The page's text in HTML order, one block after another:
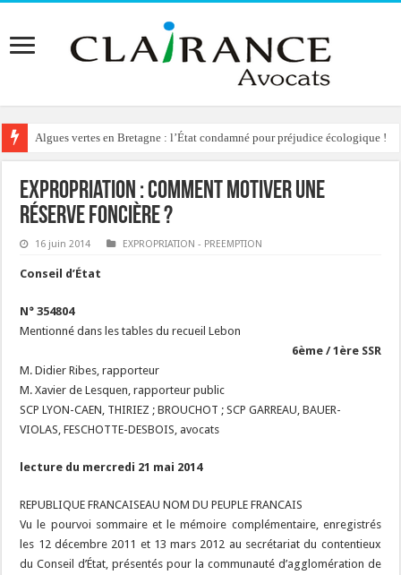
Algues vertes en Bretagne : l’État condamné pour préjudice écologique !
Expropriation : comment motiver une
réserve foncière ?
16 juin 2014 EXPROPRIATION - PREEMPTION
Conseil d’État
N° 354804
Mentionné dans les tables du recueil Lebon
6ème / 1ère SSR
M. Didier Ribes, rapporteur
M. Xavier de Lesquen, rapporteur public
SCP LYON-CAEN, THIRIEZ ; BROUCHOT ; SCP GARREAU, BAUER-
VIOLAS, FESCHOTTE-DESBOIS, avocats
lecture du mercredi 21 mai 2014
REPUBLIQUE FRANCAISEAU NOM DU PEUPLE FRANCAIS
Vu le pourvoi sommaire et le mémoire complémentaire, enregistrés
les 12 décembre 2011 et 13 mars 2012 au secrétariat du contentieux
du Conseil d’État, présentés pour la communauté d’agglomération de